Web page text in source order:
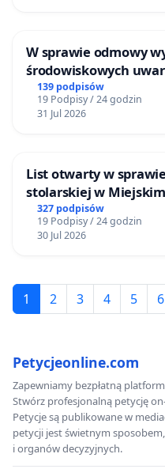
W sprawie odmowy
środowiskowych
zakładu
Ostrowiu
mieszkańców i
139 podpisów
19 Podpisy / 24 godzin
31 Jul 2026
List otwarty w
stolarskiej w
Gdańsku
327 podpisów
19 Podpisy / 24 godzin
30 Jul 2026
1 2 3 4 5 6
Petycjeonline.com
Zapewniamy bezpłatną
Stwórz profesjonalną petycję
Petycje są publikowane w
petycji jest świetnym
i organów decyzyjnych.